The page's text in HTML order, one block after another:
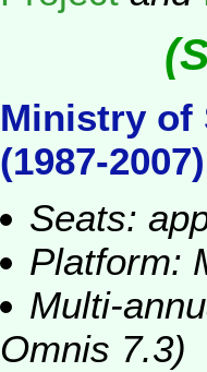
Ministry of
(1987-2007)
Seats:
Platform:
Multi-
Omnis 7.3)